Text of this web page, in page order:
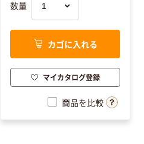
数量
カゴに入れる
マイカタログ登録
商品を比較